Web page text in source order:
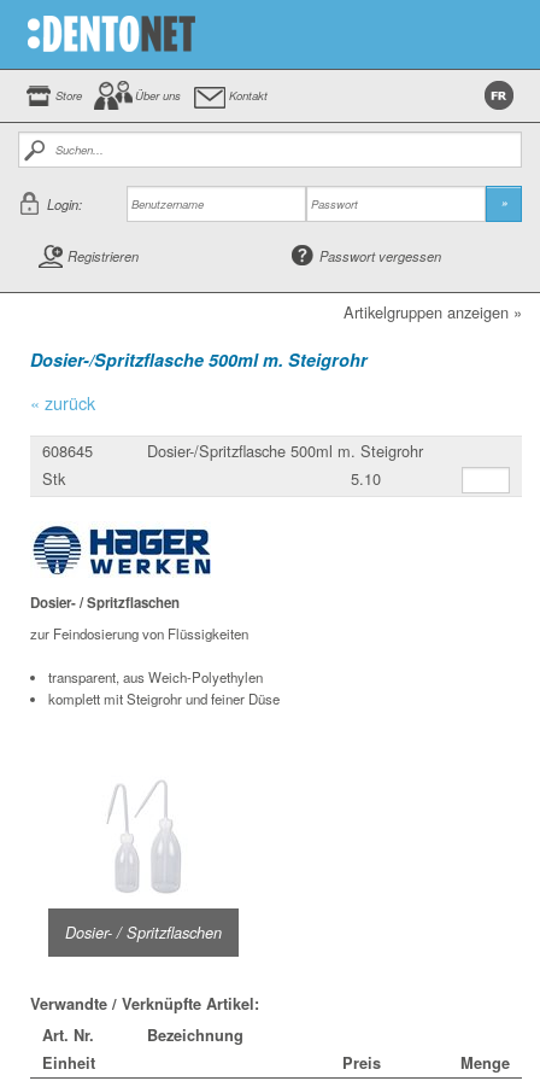
Store Über uns Kontakt
Login: »
Registrieren Passwort vergessen
Artikelgruppen anzeigen »
Dosier-/Spritzflasche 500ml m. Steigrohr
« zurück
608645
Dosier-/Spritzflasche 500ml m. Steigrohr
Stk
5.10
Dosier- / Spritzflaschen
zur Feindosierung von Flüssigkeiten
transparent, aus Weich-Polyethylen
komplett mit Steigrohr und feiner Düse
Dosier- / Spritzflaschen
Verwandte / Verknüpfte Artikel:
Art. Nr.
Bezeichnung
Einheit
Preis Menge